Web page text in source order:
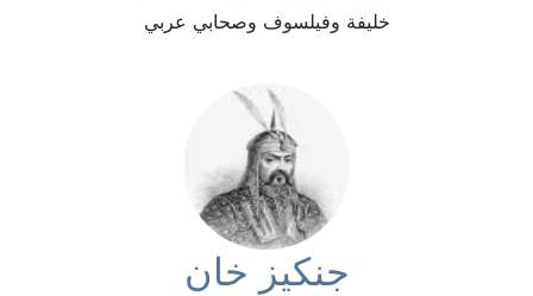
خليفة وفيلسوف وصحابي عربي
جنكيز خان